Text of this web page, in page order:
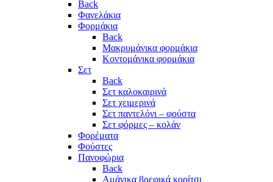
Back
Φανελάκια
Φορμάκια
Back
Μακρυμάνικα φορμάκια
Κοντομάνικα φορμάκια
Σετ
Back
Σετ καλοκαιρινά
Σετ χειμερινά
Σετ παντελόνι – φούστα
Σετ φόρμες – κολάν
Φορέματα
Φούστες
Πανοφώρια
Back
Αμάνικα βρεφικά κορίτσι